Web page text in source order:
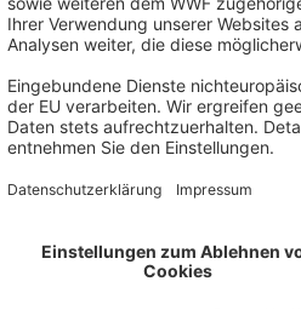
interessieren.
Kontakt